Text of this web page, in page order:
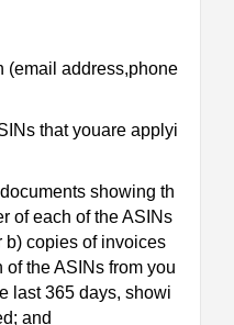
(email address,phone
that youare applyi
showing th
of each of the ASINs
b) copies of invoices
the ASINs from you
last 365 days, showi
and